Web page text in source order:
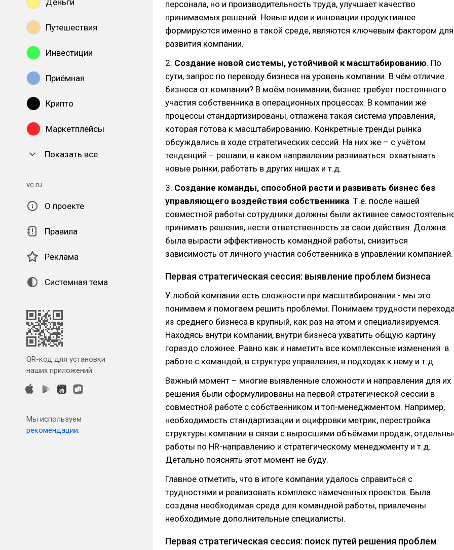
Деньги
Путешествия
Инвестиции
Приёмная
Крипто
Маркетплейсы
Показать все
vc.ru
О проекте
Правила
Реклама
Системная тема
QR-код для установки
наших приложений.
Мы используем
рекомендации.
персонала, но и производительность труда, улучшает качество
принимаемых решений. Новые идеи и инновации продуктивнее
формируются именно в такой среде, являются ключевым фактором для
развития компании.
2. Создание новой системы, устойчивой к масштабированию. По
сути, запрос по переводу бизнеса на уровень компании. В чём отличие
бизнеса от компании? В моём понимании, бизнес требует постоянного
участия собственника в операционных процессах. В компании же
процессы стандартизированы, отлажена такая система управления,
которая готова к масштабированию. Конкретные тренды рынка
обсуждались в ходе стратегических сессий. На них же – с учётом
тенденций – решали, в каком направлении развиваться: охватывать
новые рынки, работать в других нишах и т.д.
3. Создание команды, способной расти и развивать бизнес без
управляющего воздействия собственника. Т.е. после нашей
совместной работы сотрудники должны были активнее
принимать решения, нести ответственность за свои действия. Должна
была вырасти эффективность командной работы, снизиться
зависимость от личного участия собственника в управлении компанией.
Первая стратегическая сессия: выявление проблем бизнеса
У любой компании есть сложности при масштабировании - мы это
понимаем и помогаем решить проблемы. Понимаем трудности
из среднего бизнеса в крупный, как раз на этом и специализируемся.
Находясь внутри компании, внутри бизнеса ухватить общую картину
гораздо сложнее. Равно как и наметить все комплексные изменения: в
работе с командой, в структуре управления, в подходах к нему и т.д.
Важный момент – многие выявленные сложности и направления для их
решения были сформулированы на первой стратегической сессии в
совместной работе с собственником и топ-менеджментом. Например,
необходимость стандартизации и оцифровки метрик, перестройка
структуры компании в связи с выросшими объёмами продаж,
работы по HR-направлению и стратегическому менеджменту и т.д.
Детально пояснять этот момент не буду.
Главное отметить, что в итоге компании удалось справиться с
трудностями и реализовать комплекс намеченных проектов. Была
создана необходимая среда для командной работы, привлечены
необходимые дополнительные специалисты.
Первая стратегическая сессия: поиск путей решения проблем